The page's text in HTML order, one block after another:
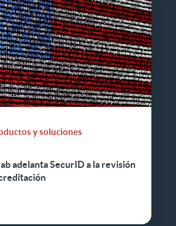
y soluciones
adelanta SecurID a la revisión